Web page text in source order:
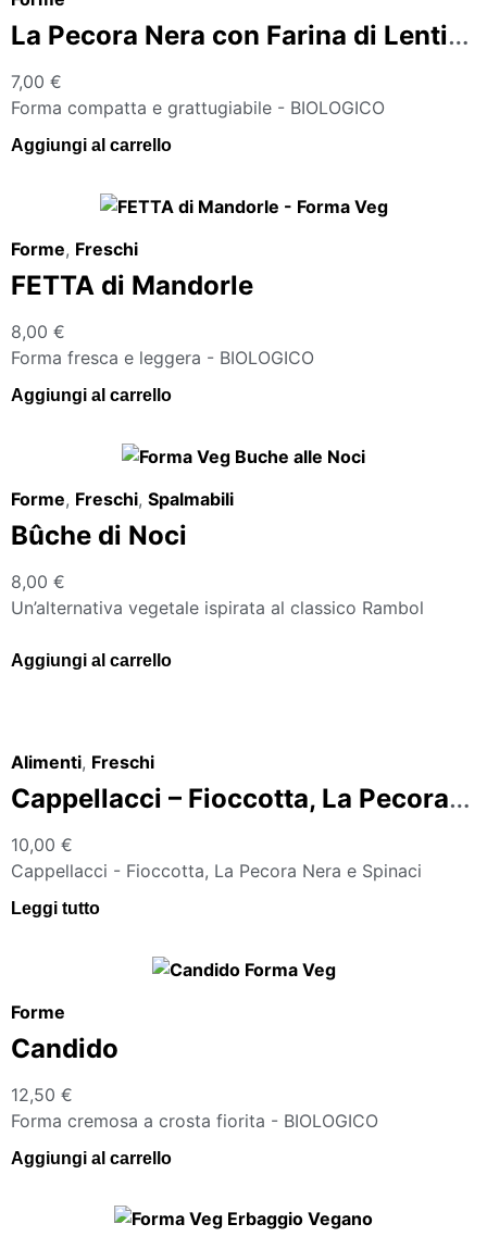
La Pecora Nera con Farina di Lenticchie Rosse
7,00 €
Forma compatta e grattugiabile - BIOLOGICO
Aggiungi al carrello
Forme, Freschi
FETTA di Mandorle
8,00 €
Forma fresca e leggera - BIOLOGICO
Aggiungi al carrello
Forme, Freschi, Spalmabili
Bûche di Noci
8,00 €
Un’alternativa vegetale ispirata al classico Rambol
Aggiungi al carrello
Alimenti, Freschi
Cappellacci – Fioccotta, La Pecora Nera e Spinaci
10,00 €
Cappellacci - Fioccotta, La Pecora Nera e Spinaci
Leggi tutto
Forme
Candido
12,50 €
Forma cremosa a crosta fiorita - BIOLOGICO
Aggiungi al carrello